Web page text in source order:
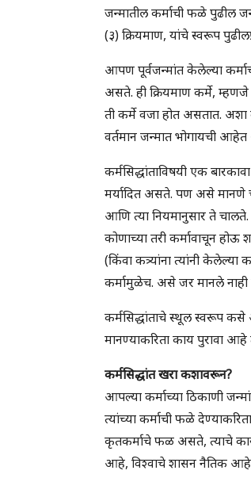
जन्मातील कर्माची फळे पुढील
(३) क्रियमाण, यांचे स्वरूप
आपण पूर्वजन्मांत केलेल्या
असते. ही क्रियमाण कर्मे,
ती कर्मे वजा होत असतात.
वर्तमान जन्मात भोगायची
कर्मसिद्धांताविषयी एक
मर्यादित असते. पण असे मानणे
आणि त्या नियमानुसार ते
कोणाच्या तरी कर्मावाचून होऊ
(किंवा कत्र्यांना त्यांनी
कर्मामुळेच. असे जर मानले
कर्मसिद्धांताचे स्थूल स्वरूप
मानण्याकरिता काय पुरावा आहे
कर्मसिद्धांत खरा कशावरून?
आपल्या कर्माच्या ठिकाणी
त्यांच्या कर्माची फळे
कृतकर्माचे फळ असते, त्याचे
आहे, विश्वाचे शासन नैतिक आहे या